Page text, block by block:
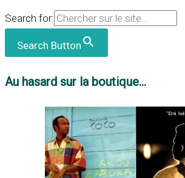
Search for:
Search Button
Au hasard sur la boutique...